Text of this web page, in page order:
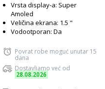
Vrsta display-a: Super
Amoled
Veličina ekrana: 1.5 "
Vodootporan: Da
Povrat robe moguć unutar 15
dana
Dostavljamo već od
28.08.2026